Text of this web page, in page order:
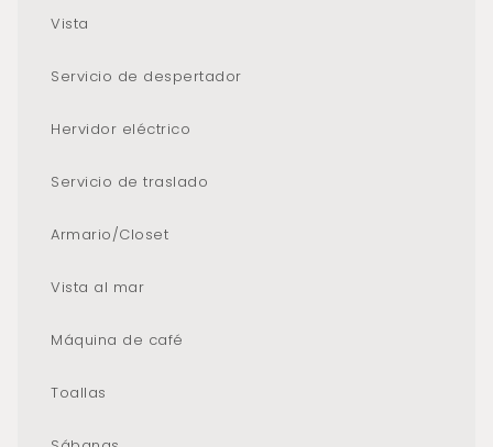
Vista
Servicio de despertador
Hervidor eléctrico
Servicio de traslado
Armario/Closet
Vista al mar
Máquina de café
Toallas